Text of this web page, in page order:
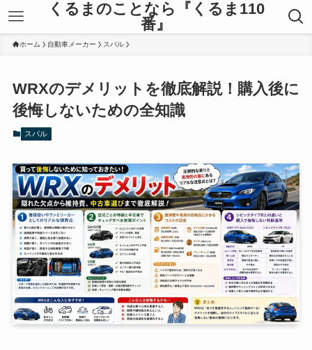
くるまのことなら『くるま110
番』
ホーム 自動車メーカー スバル
WRXのデメリットを徹底解説！購入後に
後悔しないための全知識
スバル